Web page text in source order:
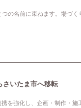
の名前に束ねます。場づ
いたま市へ移転
を強化し、企画・制作・